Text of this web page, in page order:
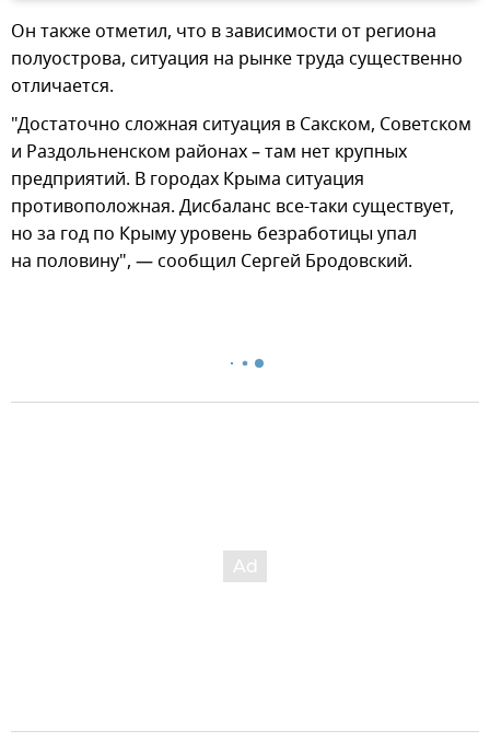
Он также отметил, что в зависимости от региона
полуострова, ситуация на рынке труда существенно
отличается.
"Достаточно сложная ситуация в Сакском, Советском
и Раздольненском районах – там нет крупных
предприятий. В городах Крыма ситуация
противоположная. Дисбаланс все-таки существует,
но за год по Крыму уровень безработицы упал
на половину", — сообщил Сергей Бродовский.